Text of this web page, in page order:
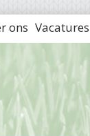
Vacatures
ons